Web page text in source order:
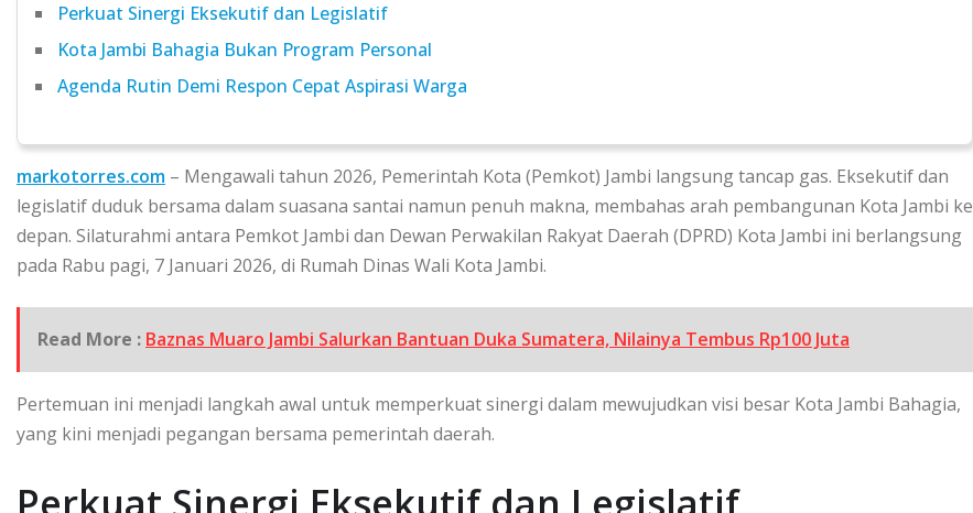
Perkuat Sinergi Eksekutif dan Legislatif
Kota Jambi Bahagia Bukan Program Personal
Agenda Rutin Demi Respon Cepat Aspirasi Warga
markotorres.com – Mengawali tahun 2026, Pemerintah Kota (Pemkot) Jambi langsung tancap gas. Eksekutif dan
legislatif duduk bersama dalam suasana santai namun penuh makna, membahas arah pembangunan Kota Jambi ke
depan. Silaturahmi antara Pemkot Jambi dan Dewan Perwakilan Rakyat Daerah (DPRD) Kota Jambi ini berlangsung
pada Rabu pagi, 7 Januari 2026, di Rumah Dinas Wali Kota Jambi.
Read More : Baznas Muaro Jambi Salurkan Bantuan Duka Sumatera, Nilainya Tembus Rp100 Juta
Pertemuan ini menjadi langkah awal untuk memperkuat sinergi dalam mewujudkan visi besar Kota Jambi Bahagia,
yang kini menjadi pegangan bersama pemerintah daerah.